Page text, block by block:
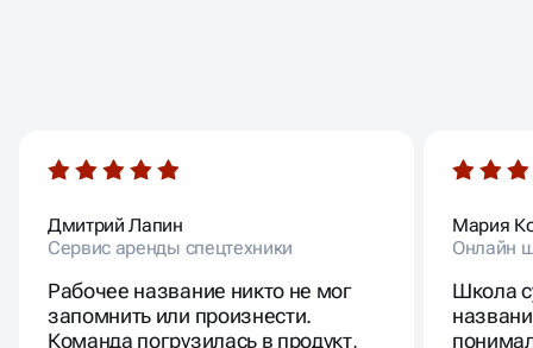
Дмитрий Лапин
Сервис аренды спецтехники
Рабочее название никто не мог
запомнить или произнести.
Команда погрузилась в продукт,
Мария
Онлайн
Школа